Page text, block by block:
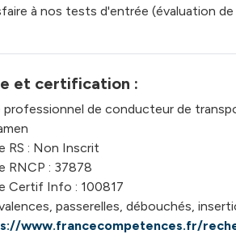
à nos tests d'entrée (évaluation
et certification :
professionnel de conducteur de
RS : Non Inscrit
RNCP : 37878
Certif Info : 100817
passerelles, débouchés,
www.francecompetences.fr/